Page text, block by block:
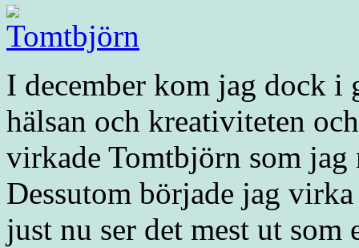
I december kom jag dock i
hälsan och kreativiteten
virkade Tomtbjörn som
Dessutom började jag
just nu ser det mest ut